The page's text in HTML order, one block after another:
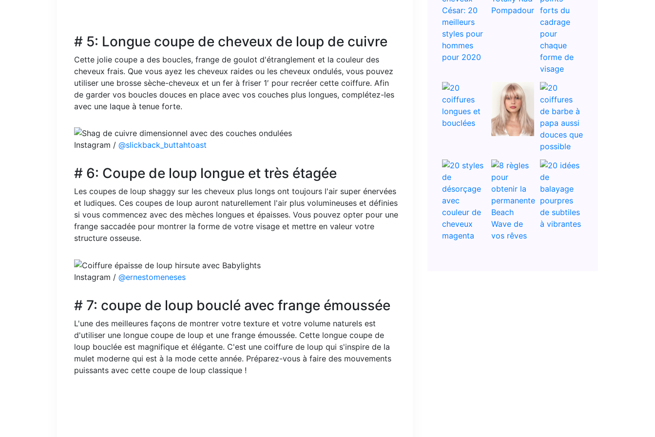
# 5: Longue coupe de cheveux de loup de cuivre
Cette jolie coupe a des boucles, frange de goulot d'étranglement et la couleur des
cheveux frais. Que vous ayez les cheveux raides ou les cheveux ondulés, vous pouvez
utiliser une brosse sèche-cheveux et un fer à friser 1′ pour recréer cette coiffure. Afin
de garder vos boucles douces en place avec vos couches plus longues, complétez-les
avec une laque à tenue forte.
Instagram / @slickback_buttahtoast
# 6: Coupe de loup longue et très étagée
Les coupes de loup shaggy sur les cheveux plus longs ont toujours l'air super énervées
et ludiques. Ces coupes de loup auront naturellement l'air plus volumineuses et définies
si vous commencez avec des mèches longues et épaisses. Vous pouvez opter pour une
frange saccadée pour montrer la forme de votre visage et mettre en valeur votre
structure osseuse.
Instagram / @ernestomeneses
# 7: coupe de loup bouclé avec frange émoussée
L'une des meilleures façons de montrer votre texture et votre volume naturels est
d'utiliser une longue coupe de loup et une frange émoussée. Cette longue coupe de
loup bouclée est magnifique et élégante. C'est une coiffure de loup qui s'inspire de la
mulet moderne qui est à la mode cette année. Préparez-vous à faire des mouvements
puissants avec cette coupe de loup classique !